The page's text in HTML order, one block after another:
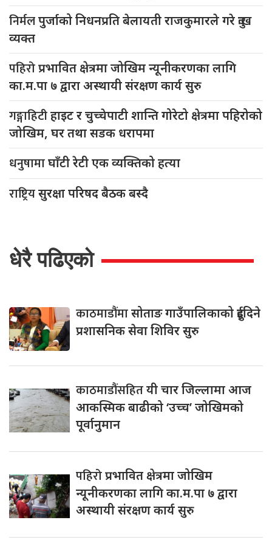
निर्मलपुर्जाको निधनप्रति बेलायती राजकुमारले गरे दुःख
व्यक्त
पहिरोप्रभावित क्षेत्रमा जोखिम न्यूनीकरणका लागि
का.म.पा ७ द्वारा अस्थायी संरक्षण कार्य सुरु
गङ्गाहिटीहाइट र चुच्चेपाटी शान्ति गोरेटो क्षेत्रमा पहिरोको
जोखिम, घर तथा सडक धरापमा
धनुषामाघाँटी रेटी एक व्यक्तिको हत्या
राष्ट्रियसुरक्षा परिषद बैठक बस्दै
धेरै पढिएको
काठमाडौंमासोताङ गाउँपालिकाको दुईदिने
प्रशासनिक सेवा शिविर सुरु
काठमाडौंसहितयी चार जिल्लामा आज
आकस्मिक बाढीको ‘उच्च’ जोखिमको
पूर्वानुमान
पहिरोप्रभावित क्षेत्रमा जोखिम
न्यूनीकरणका लागि का.म.पा ७ द्वारा
अस्थायी संरक्षण कार्य सुरु